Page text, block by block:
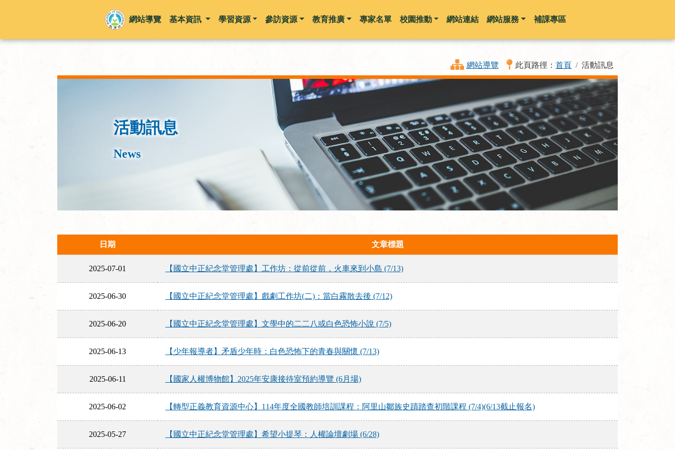
跳到主要內容
網站導覽 基本資訊 學習資源 參訪資源 教育推廣 專家名單 校園推動 網站連結 網站服務 補課專區
網站導覽 此頁路徑： 首頁 活動訊息
活動訊息
News
日期 文章標題
2025-07-01 【國立中正紀念堂管理處】工作坊：從前從前，火車來到小島 (7/13)
2025-06-30 【國立中正紀念堂管理處】戲劇工作坊(二)：當白霧散去後 (7/12)
2025-06-20 【國立中正紀念堂管理處】文學中的二二八或白色恐怖小說 (7/5)
2025-06-13 【少年報導者】矛盾少年時：白色恐怖下的青春與關懷 (7/13)
2025-06-11 【國家人權博物館】2025年安康接待室預約導覽 (6月場)
2025-06-02 【轉型正義教育資源中心】114年度全國教師培訓課程：阿里山鄒族史蹟踏查初階課程 (7/4)(6/13截止報名)
2025-05-27 【國立中正紀念堂管理處】希望小提琴：人權論壇劇場 (6/28)